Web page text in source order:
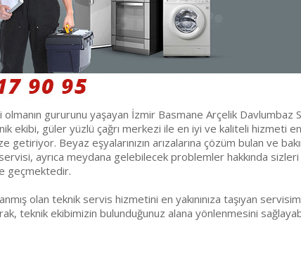
gururunu yaşayan İzmir Basmane Arçelik Davlumbaz
ekibi, güler yüzlü çağrı merkezi ile en iyi ve kaliteli hizmeti en
Beyaz eşyalarınızın arızalarına çözüm bulan ve
ayrıca meydana gelebilecek problemler hakkında sizleri
geçmektedir.
olan teknik servis hizmetini en yakınınıza taşıyan
teknik ekibimizin bulunduğunuz alana yönlenmesini